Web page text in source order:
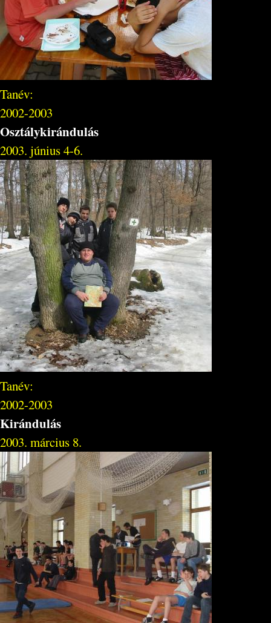
Tanév:
2002-2003
Osztálykirándulás
2003. június 4-6.
Tanév:
2002-2003
Kirándulás
2003. március 8.